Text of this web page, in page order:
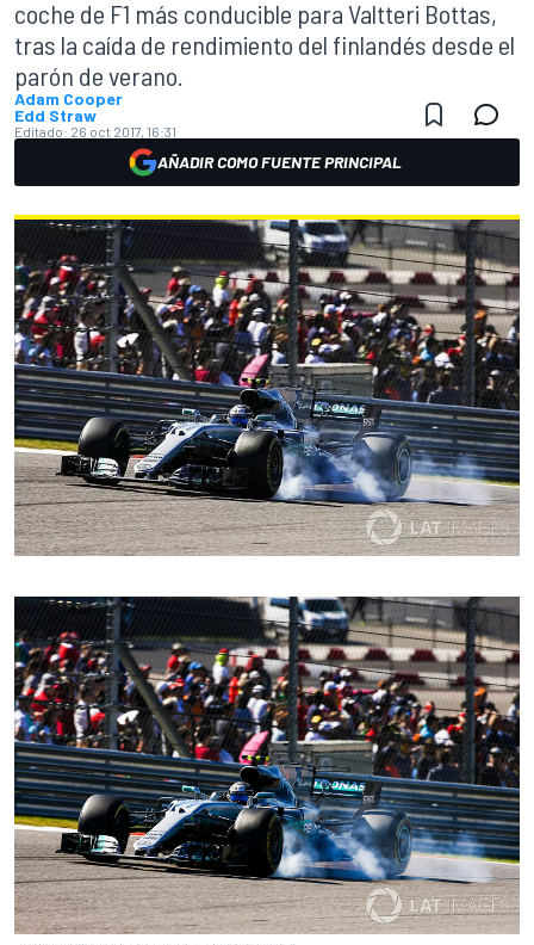
coche de F1 más conducible para Valtteri Bottas,
tras la caída de rendimiento del finlandés desde el
parón de verano.
Adam Cooper
Edd Straw
Editado: 26 oct 2017, 16:31
AÑADIR COMO FUENTE PRINCIPAL